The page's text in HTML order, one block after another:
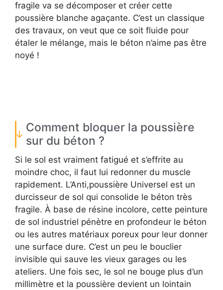
fragile va se décomposer et créer cette
poussière blanche agaçante. C’est un classique
des travaux, on veut que ce soit fluide pour
étaler le mélange, mais le béton n’aime pas être
noyé !
Comment bloquer la poussière
sur du béton ?
Si le sol est vraiment fatigué et s’effrite au
moindre choc, il faut lui redonner du muscle
rapidement. L’Anti,poussière Universel est un
durcisseur de sol qui consolide le béton très
fragile. À base de résine incolore, cette peinture
de sol industriel pénètre en profondeur le béton
ou les autres matériaux poreux pour leur donner
une surface dure. C’est un peu le bouclier
invisible qui sauve les vieux garages ou les
ateliers. Une fois sec, le sol ne bouge plus d’un
millimètre et la poussière devient un lointain